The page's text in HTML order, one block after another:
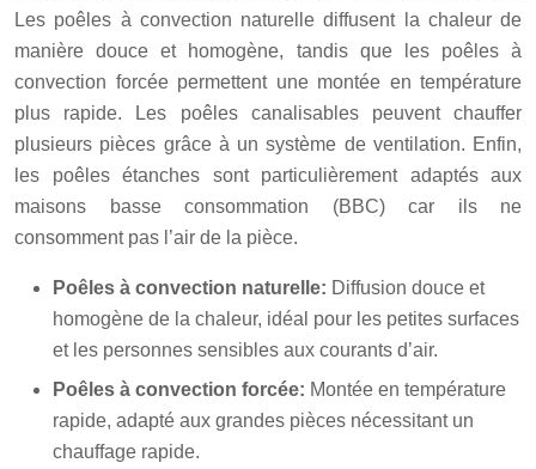
Les poêles à convection naturelle diffusent la chaleur de
manière douce et homogène, tandis que les poêles à
convection forcée permettent une montée en température
plus rapide. Les poêles canalisables peuvent chauffer
plusieurs pièces grâce à un système de ventilation. Enfin,
les poêles étanches sont particulièrement adaptés aux
maisons basse consommation (BBC) car ils ne
consomment pas l’air de la pièce.
Poêles à convection naturelle: Diffusion douce et
homogène de la chaleur, idéal pour les petites surfaces
et les personnes sensibles aux courants d’air.
Poêles à convection forcée: Montée en température
rapide, adapté aux grandes pièces nécessitant un
chauffage rapide.